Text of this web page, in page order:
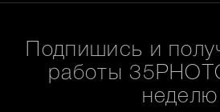
Подпишись и
работы
неделю